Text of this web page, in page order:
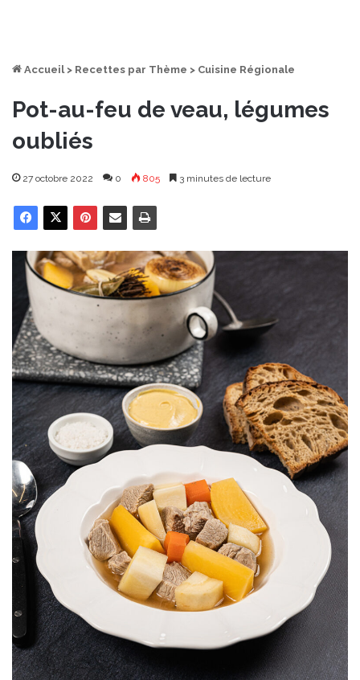
Accueil > Recettes par Thème > Cuisine Régionale
Pot-au-feu de veau, légumes
oubliés
27 octobre 2022 0 805 3 minutes de lecture